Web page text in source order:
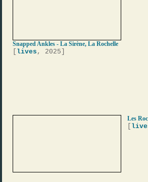
Snapped Ankles - La Sirène, La Rochelle
lives , 2025]
Les